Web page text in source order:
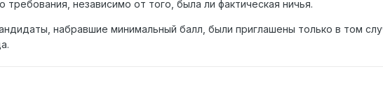
требования, независимо от того, была ли фактическая ничья.
набравшие минимальный балл, были приглашены только в том